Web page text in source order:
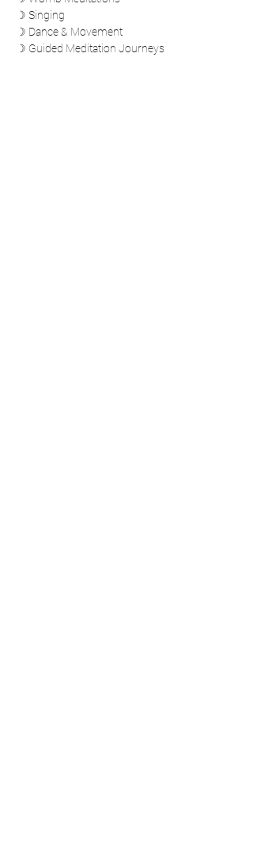
☽ Singing
☽ Dance & Movement
☽ Guided Meditation Journeys